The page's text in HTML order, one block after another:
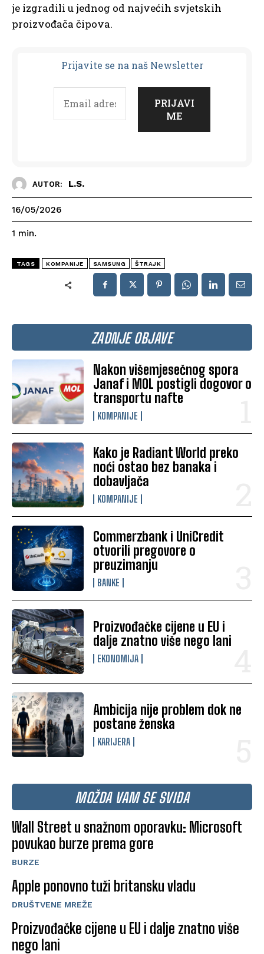
ZADNJE OBJAVE
Nakon višemjesečnog spora
Janaf i MOL postigli dogovor o
transportu nafte
KOMPANIJE
Kako je Radiant World preko
noći ostao bez banaka i
dobavljača
KOMPANIJE
Commerzbank i UniCredit
otvorili pregovore o
preuzimanju
BANKE
Proizvođačke cijene u EU i
dalje znatno više nego lani
EKONOMIJA
Ambicija nije problem dok ne
postane ženska
KARIJERA
MOŽDA VAM SE SVIĐA
Wall Street u snažnom oporavku: Microsoft
povukao burze prema gore
BURZE
Apple ponovno tuži britansku vladu
DRUŠTVENE MREŽE
Proizvođačke cijene u EU i dalje znatno više
nego lani
je izgradili u jednog od najvećih svjetskih
proizvođača čipova.
Prijavite se na naš Newsletter
AUTOR: L.S.
16/05/2026
1 min.
TAGS KOMPANIJE SAMSUNG ŠTRAJK